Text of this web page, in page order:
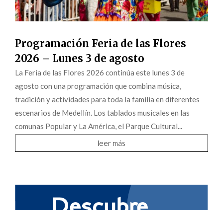
Programación Feria de las Flores
2026 – Lunes 3 de agosto
La Feria de las Flores 2026 continúa este lunes 3 de
agosto con una programación que combina música,
tradición y actividades para toda la familia en diferentes
escenarios de Medellín. Los tablados musicales en las
comunas Popular y La América, el Parque Cultural...
leer más